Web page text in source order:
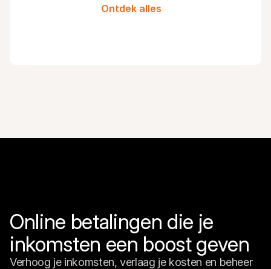
Ontdek alles
Online betalingen die je
inkomsten een boost geven
Verhoog je inkomsten, verlaag je kosten en beheer